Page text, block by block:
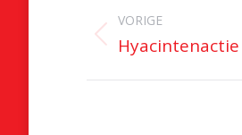
navigatie
VORIGE
Vorig
Hyacintenactie